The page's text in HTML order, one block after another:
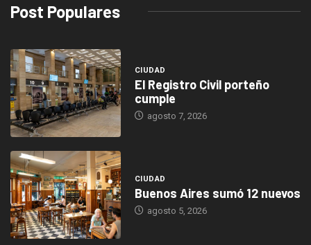
Post Populares
CIUDAD
El Registro Civil porteño
cumple
agosto 7, 2026
CIUDAD
Buenos Aires sumó 12 nuevos
agosto 5, 2026